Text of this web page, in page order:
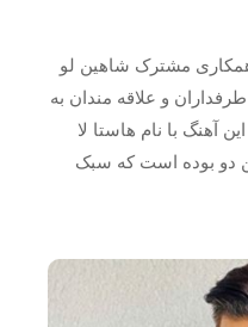
مشترک شاهین لو
و علاقه مندان به
با نام هاستا لا
دو بوده است که سبک